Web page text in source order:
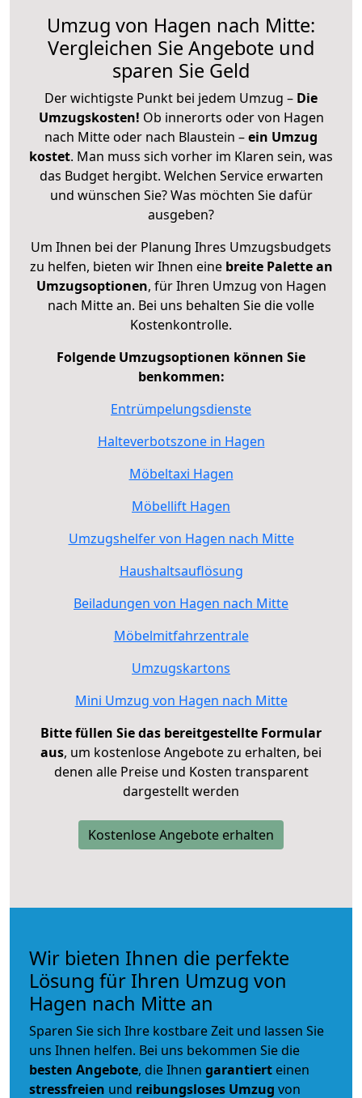
Umzug von Hagen nach Mitte:
Vergleichen Sie Angebote und
sparen Sie Geld
Der wichtigste Punkt bei jedem Umzug – Die
Umzugskosten! Ob innerorts oder von Hagen
nach Mitte oder nach Blaustein –ein Umzug
kostet. Man muss sich vorher im Klaren sein, was
das Budget hergibt. Welchen Service erwarten
und wünschen Sie? Was möchten Sie dafür
ausgeben?
Um Ihnen bei der Planung Ihres Umzugsbudgets
zu helfen, bieten wir Ihnen eine breite Palette an
Umzugsoptionen, für Ihren Umzug von Hagen
nach Mitte an. Bei uns behalten Sie die volle
Kostenkontrolle.
Folgende Umzugsoptionen können Sie
benkommen:
Entrümpelungsdienste
Halteverbotszone in Hagen
Möbeltaxi Hagen
Möbellift Hagen
Umzugshelfer von Hagen nach Mitte
Haushaltsauflösung
Beiladungen von Hagen nach Mitte
Möbelmitfahrzentrale
Umzugskartons
Mini Umzug von Hagen nach Mitte
Bitte füllen Sie das bereitgestellte Formular
aus, um kostenlose Angebote zu erhalten, bei
denen alle Preise und Kosten transparent
dargestellt werden
Kostenlose Angebote erhalten
Wir bieten Ihnen die perfekte
Lösung für Ihren Umzug von
Hagen nach Mitte an
Sparen Sie sich Ihre kostbare Zeit und lassen Sie
uns Ihnen helfen. Bei uns bekommen Sie die
besten Angebote, die Ihnen garantiert einen
stressfreien und reibungsloses Umzug von